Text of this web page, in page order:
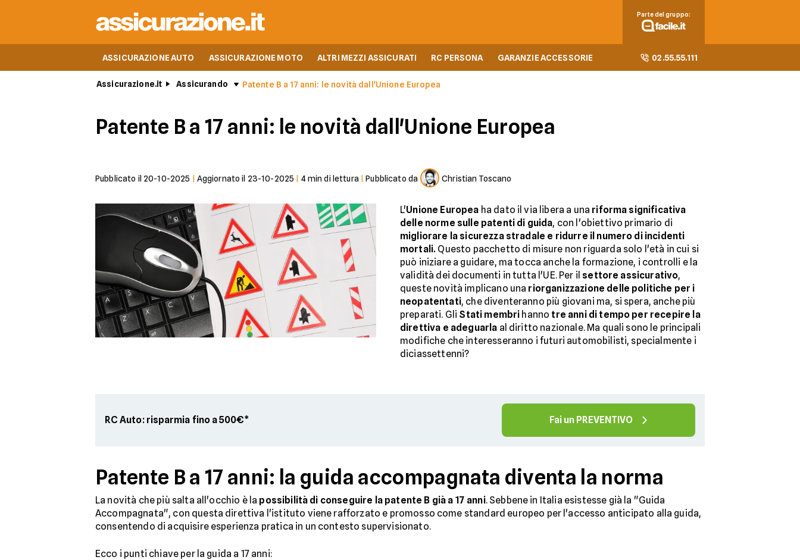
ASSICURAZIONE AUTO ASSICURAZIONE MOTO ALTRI MEZZI ASSICURATI RC PERSONA GARANZIE ACCESSORIE 02.55.55.111
Parte del gruppo:
Assicurazione.it Assicurando Patente B a 17 anni: le novità dall'Unione Europea
Patente B a 17 anni: le novità dall'Unione Europea
Pubblicato il 20-10-2025 Aggiornato il 23-10-2025 4min di lettura |Pubblicato da Christian Toscano
L'Unione Europea ha dato il via libera a una riforma significativa
delle norme sulle patenti di guida, con l'obiettivo primario di
migliorare la sicurezza stradale e ridurre il numero di incidenti
mortali. Questo pacchetto di misure non riguarda solo l'età in cui si
può iniziare a guidare, ma tocca anche la formazione, i controlli e la
validità dei documenti in tutta l'UE. Per il settore assicurativo,
queste novità implicano una riorganizzazione delle politiche per i
neopatentati, che diventeranno più giovani ma, si spera, anche più
preparati. Gli Stati membri hanno tre anni di tempo per recepire la
direttiva e adeguarla al diritto nazionale. Ma quali sono le principali
modifiche che interesseranno i futuri automobilisti, specialmente i
diciassettenni?
RC Auto: risparmia fino a 500€* Fai un PREVENTIVO
Patente B a 17 anni: la guida accompagnata diventa la norma
La novità che più salta all'occhio è la possibilità di conseguire la patente B già a 17 anni. Sebbene in Italia esistesse già la "Guida
Accompagnata", con questa direttiva l'istituto viene rafforzato e promosso come standard europeo per l'accesso anticipato alla guida,
consentendo di acquisire esperienza pratica in un contesto supervisionato.
Ecco i punti chiave per la guida a 17 anni: